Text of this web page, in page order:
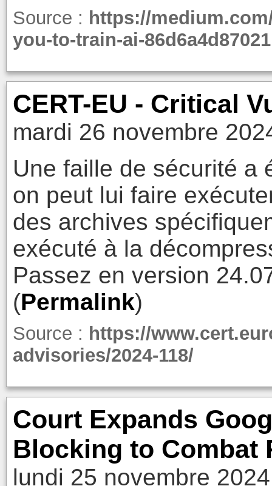
Source : https://
you-to-train-ai-86d6a4d87021
CERT-EU - Critical
mardi 26 novembre
Une faille de sécurité a
on peut lui faire
des archives
exécuté à la
Passez en version
(Permalink)
Source : https://
advisories/2024-118/
Court Expands
Blocking to Combat
lundi 25 novembre